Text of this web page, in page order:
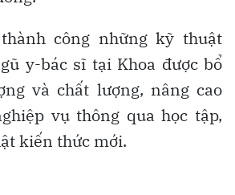
công những kỹ thuật
y-bác sĩ tại Khoa được bổ
và chất lượng, nâng cao
vụ thông qua học tập,
kiến thức mới.